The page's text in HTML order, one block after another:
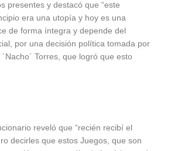
presentes y destacó que “este
era una utopía y hoy es una
de forma íntegra y depende del
por una decisión política tomada por
Torres, que logró que esto
reveló que “recién recibí el
decirles que estos Juegos, que son